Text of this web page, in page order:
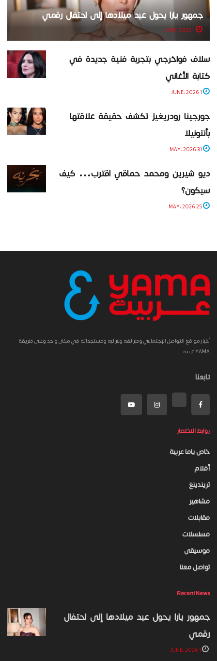
جمهور يارا يحول عيد ميلادها إلى احتفال رقمي
سلاف فواخرجي بتجربة فنية جديدة في
كتابة الأغاني
جورجينا رودريغيز تكشف حقيقة علاقتها
بأنتونيلا
ديو شيرين ومحمد حماقي اقترب… كيف
سيكون؟
أخبار مواقع التواصل الإجتماعي وطرائفه وغرائبه ومستجداته في مكان واحد وعلى طريقة
YAMA عربية
تابعنا
روابط الاختصار
خاص ياما عربية
أفلام
تريندينغ
مشاهير
مقابلات
مسلسلات
موسيقى
تواصل معنا
Recent News
جمهور يارا يحول عيد ميلادها إلى احتفال
رقمي